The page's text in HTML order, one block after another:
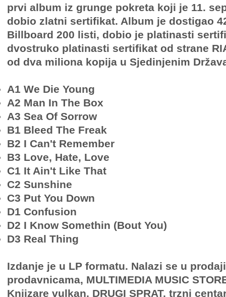
prvi album iz grunge pokreta koji je 11.
dobio zlatni sertifikat. Album je dostigao
Billboard 200 listi, dobio je platinasti
dvostruko platinasti sertifikat od strane
od dva miliona kopija u Sjedinjenim
A1 We Die Young
A2 Man In The Box
A3 Sea Of Sorrow
B1 Bleed The Freak
B2 I Can't Remember
B3 Love, Hate, Love
C1 It Ain't Like That
C2 Sunshine
C3 Put You Down
D1 Confusion
D2 I Know Somethin (Bout You)
D3 Real Thing
Izdanje je u LP formatu. Nalazi se u
prodavnicama, MULTIMEDIA MUSIC
Knjizare vulkan, DRUGI SPRAT, trzni